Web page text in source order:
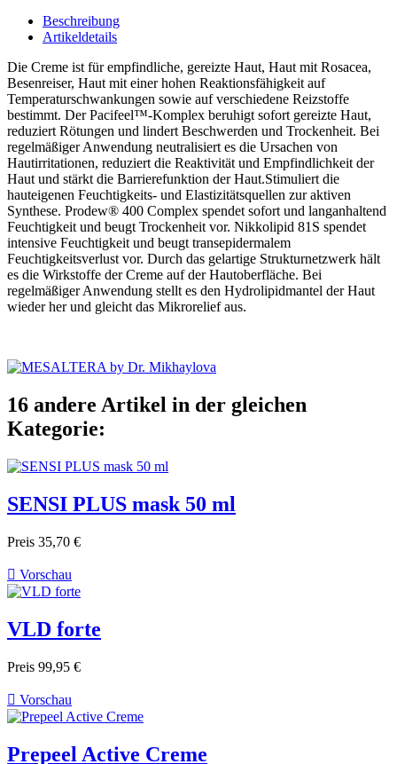
Beschreibung
Artikeldetails
Die Creme ist für empfindliche, gereizte Haut, Haut mit Rosacea,
Besenreiser, Haut mit einer hohen Reaktionsfähigkeit auf
Temperaturschwankungen sowie auf verschiedene Reizstoffe
bestimmt. Der Pacifeel™-Komplex beruhigt sofort gereizte Haut,
reduziert Rötungen und lindert Beschwerden und Trockenheit. Bei
regelmäßiger Anwendung neutralisiert es die Ursachen von
Hautirritationen, reduziert die Reaktivität und Empfindlichkeit der
Haut und stärkt die Barrierefunktion der Haut.Stimuliert die
hauteigenen Feuchtigkeits- und Elastizitätsquellen zur aktiven
Synthese. Prodew® 400 Complex spendet sofort und langanhaltend
Feuchtigkeit und beugt Trockenheit vor. Nikkolipid 81S spendet
intensive Feuchtigkeit und beugt transepidermalem
Feuchtigkeitsverlust vor. Durch das gelartige Strukturnetzwerk hält
es die Wirkstoffe der Creme auf der Hautoberfläche. Bei
regelmäßiger Anwendung stellt es den Hydrolipidmantel der Haut
wieder her und gleicht das Mikrorelief aus.
16 andere Artikel in der gleichen
Kategorie:
SENSI PLUS mask 50 ml
Preis 35,70 €
 Vorschau
VLD forte
Preis 99,95 €
 Vorschau
Prepeel Active Creme